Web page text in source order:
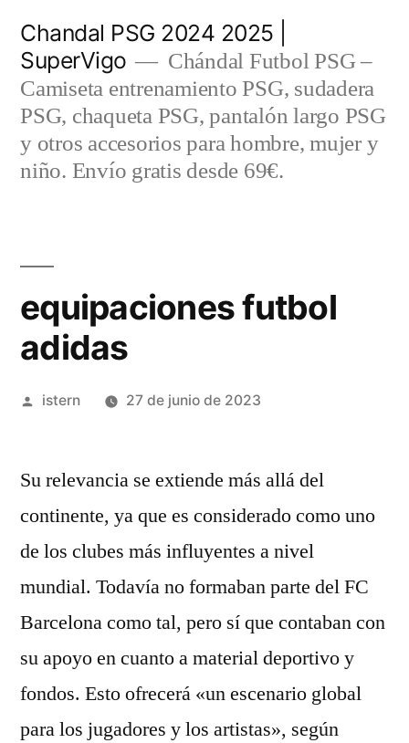
contenido
Chandal PSG 2024 2025 |
SuperVigo
Chándal Futbol PSG –
Camiseta entrenamiento PSG, sudadera
PSG, chaqueta PSG, pantalón largo PSG
y otros accesorios para hombre, mujer y
niño. Envío gratis desde 69€.
equipaciones futbol
adidas
Publicado
istern 27 de junio de 2023
Su relevancia se extiende más allá del
continente, ya que es considerado como uno
de los clubes más influyentes a nivel
mundial. Todavía no formaban parte del FC
Barcelona como tal, pero sí que contaban con
su apoyo en cuanto a material deportivo y
fondos. Esto ofrecerá «un escenario global
para los jugadores y los artistas», según